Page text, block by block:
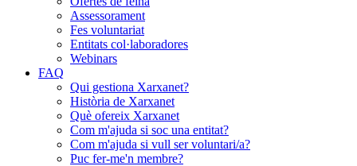
Assessorament
Fes voluntariat
Entitats col·laboradores
Webinars
FAQ
Qui gestiona Xarxanet?
Història de Xarxanet
Què ofereix Xarxanet
Com m'ajuda si soc una entitat?
Com m'ajuda si vull ser voluntari/a?
Puc fer-me'n membre?